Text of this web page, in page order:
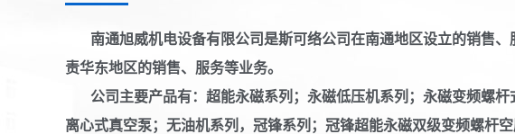
南通旭威机电设备有限公司是斯可络公司在南通地区设立的销售、
责华东地区的销售、服务等业务。
公司主要产品有：超能永磁系列；永磁低压机系列；永磁变频螺杆
离心式真空泵；无油机系列，冠锋系列；冠锋超能永磁双级变频螺杆